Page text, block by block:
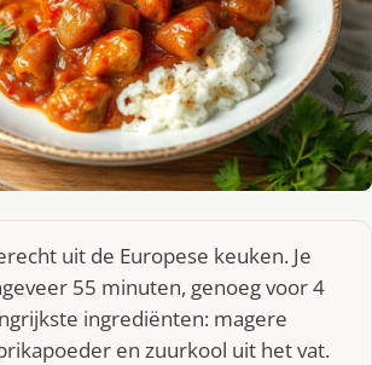
uit de Europese keuken. Je
55 minuten, genoeg voor 4
ingrediënten: magere
en zuurkool uit het vat.